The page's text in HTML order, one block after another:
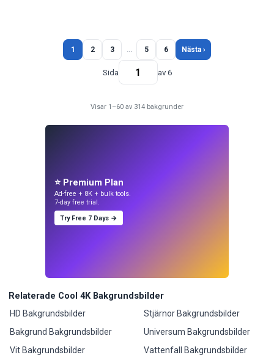
1 2 3 … 5 6 Nästa ›
Sida av 6
Visar 1–60 av 314 bakgrunder
⭐ Premium Plan
Ad-free + 8K + bulk tools.
7-day free trial.
Try Free 7 Days →
Relaterade Cool 4K Bakgrundsbilder
HD Bakgrundsbilder
Bakgrund Bakgrundsbilder
Vit Bakgrundsbilder
Stjärnor Bakgrundsbilder
Universum Bakgrundsbilder
Vattenfall Bakgrundsbilder